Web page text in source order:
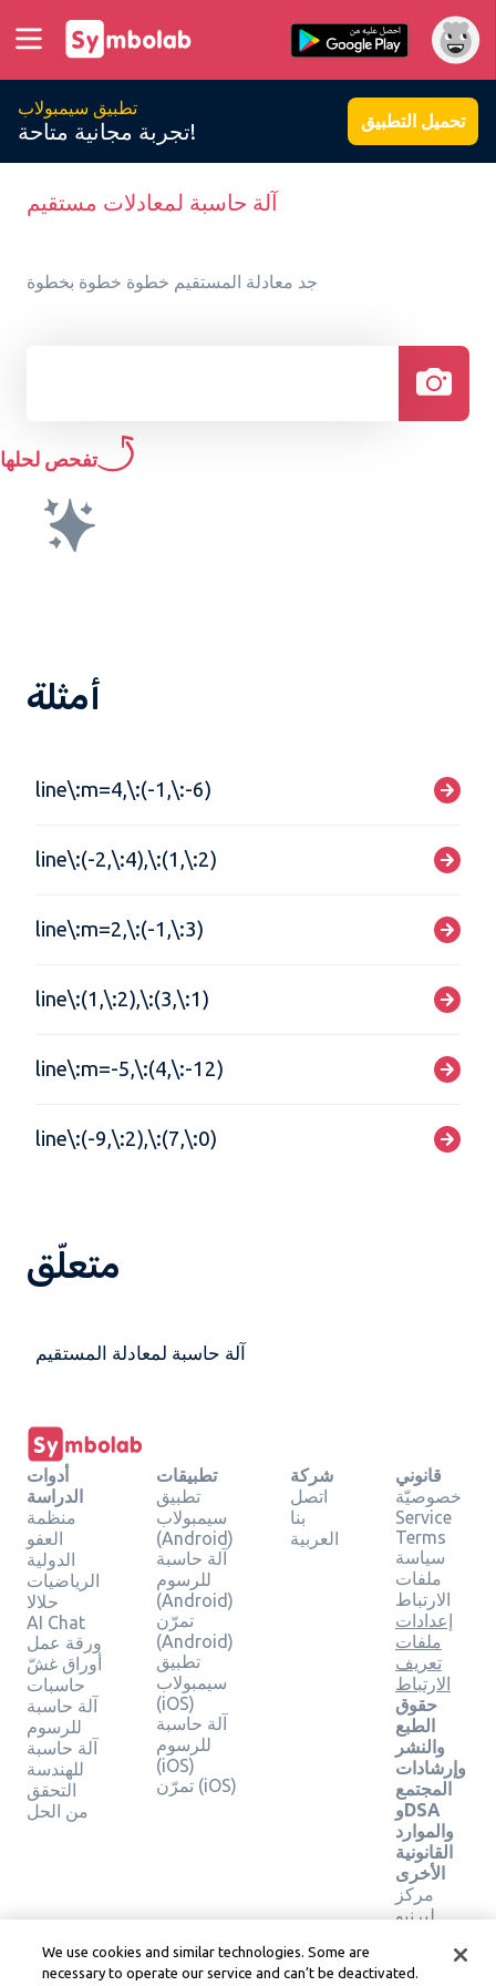
تطبيق سيمبولاب
تجربة مجانية متاحة! تحميل التطبيق
آلة حاسبة لمعادلات مستقيم
جد معادلة المستقيم خطوة خطوة بخطوة
تفحص لحلها
أمثلة
line\:m=4,\:(-1,\:-6)
line\:(-2,\:4),\:(1,\:2)
line\:m=2,\:(-1,\:3)
line\:(1,\:2),\:(3,\:1)
line\:m=-5,\:(4,\:-12)
line\:(-9,\:2),\:(7,\:0)
متعلّق
آلة حاسبة لمعادلة المستقيم
أدوات
الدراسة
منظمة
العفو
الدولية
الرياضيات
حلالا
AI Chat
ورقة عمل
أوراق غشّ
حاسبات
آلة حاسبة
للرسوم
آلة حاسبة
للهندسة
التحقق
من الحل
تطبيقات
تطبيق
سيمبولاب
(Android)
آلة حاسبة
للرسوم
(Android)
تمرّن
(Android)
تطبيق
سيمبولاب
(iOS)
آلة حاسبة
للرسوم
(iOS)
تمرّن (iOS)
شركة
اتصل
بنا
العربية
قانوني
خصوصيّة
Service
Terms
سياسة
ملفات
الارتباط
إعدادات
ملفات
تعريف
الارتباط
حقوق
الطبع
والنشر
وإرشادات
المجتمع
وDSA
والموارد
القانونية
الأخرى
مركز
ليرنيو
خدمة
We use cookies and similar technologies. Some are
necessary to operate our service and can’t be deactivated.